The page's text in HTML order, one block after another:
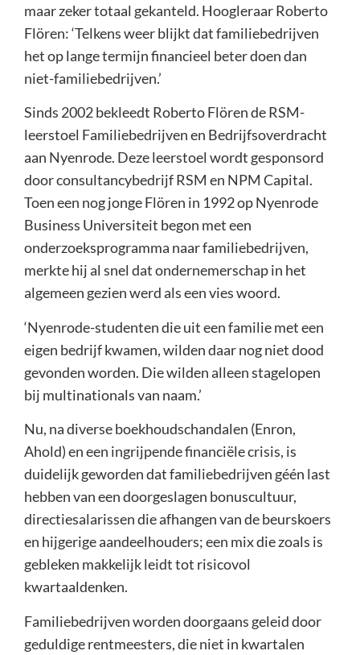
maar zeker totaal gekanteld. Hoogleraar Roberto
Flören: ‘Telkens weer blijkt dat familiebedrijven
het op lange termijn financieel beter doen dan
niet-familiebedrijven.’
Sinds 2002 bekleedt Roberto Flören de RSM-
leerstoel Familiebedrijven en Bedrijfsoverdracht
aan Nyenrode. Deze leerstoel wordt gesponsord
door consultancybedrijf RSM en NPM Capital.
Toen een nog jonge Flören in 1992 op Nyenrode
Business Universiteit begon met een
onderzoeksprogramma naar familiebedrijven,
merkte hij al snel dat ondernemerschap in het
algemeen gezien werd als een vies woord.
‘Nyenrode-studenten die uit een familie met een
eigen bedrijf kwamen, wilden daar nog niet dood
gevonden worden. Die wilden alleen stagelopen
bij multinationals van naam.’
Nu, na diverse boekhoudschandalen (Enron,
Ahold) en een ingrijpende financiële crisis, is
duidelijk geworden dat familiebedrijven géén last
hebben van een doorgeslagen bonuscultuur,
directiesalarissen die afhangen van de beurskoers
en hijgerige aandeelhouders; een mix die zoals is
gebleken makkelijk leidt tot risicovol
kwartaaldenken.
Familiebedrijven worden doorgaans geleid door
geduldige rentmeesters, die niet in kwartalen